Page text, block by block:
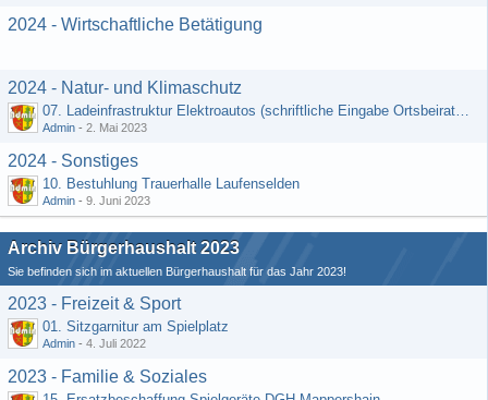
2024 - Wirtschaftliche Betätigung
2024 - Natur- und Klimaschutz
07. Ladeinfrastruktur Elektroautos (schriftliche Eingabe Ortsbeirat Kemel)
Admin - 2. Mai 2023
2024 - Sonstiges
10. Bestuhlung Trauerhalle Laufenselden
Admin - 9. Juni 2023
Archiv Bürgerhaushalt 2023
Sie befinden sich im aktuellen Bürgerhaushalt für das Jahr 2023!
2023 - Freizeit & Sport
01. Sitzgarnitur am Spielplatz
Admin - 4. Juli 2022
2023 - Familie & Soziales